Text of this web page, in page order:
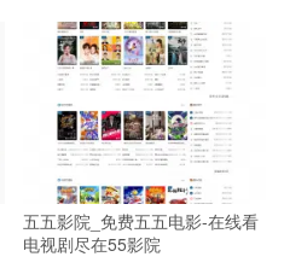
五五影院_免费五五电影-在线看
电视剧尽在55影院